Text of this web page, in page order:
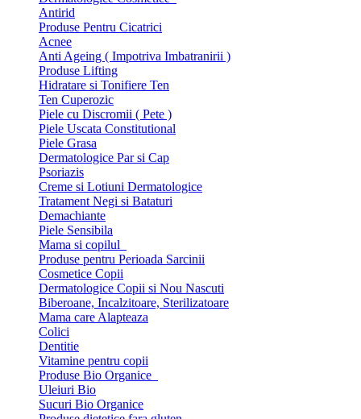
Antirid
Produse Pentru Cicatrici
Acnee
Anti Ageing ( Impotriva Imbatranirii )
Produse Lifting
Hidratare si Tonifiere Ten
Ten Cuperozic
Piele cu Discromii ( Pete )
Piele Uscata Constitutional
Piele Grasa
Dermatologice Par si Cap
Psoriazis
Creme si Lotiuni Dermatologice
Tratament Negi si Bataturi
Demachiante
Piele Sensibila
Mama si copilul
Produse pentru Perioada Sarcinii
Cosmetice Copii
Dermatologice Copii si Nou Nascuti
Biberoane, Incalzitoare, Sterilizatoare
Mama care Alapteaza
Colici
Dentitie
Vitamine pentru copii
Produse Bio Organice
Uleiuri Bio
Sucuri Bio Organice